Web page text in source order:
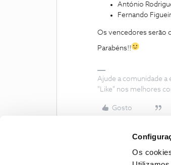
Os
António
Fernando
Os vencedores serão
Parabéns!!
Ajude a comunidade
"Like" nos melhores
Gosto